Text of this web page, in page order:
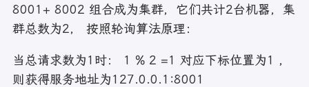
8001+ 8002 组合成为集群，它们共计2台机器，集
群总数为2， 按照轮询算法原理：
当总请求数为1时： 1 % 2 =1 对应下标位置为1 ，
则获得服务地址为127.0.0.1:8001